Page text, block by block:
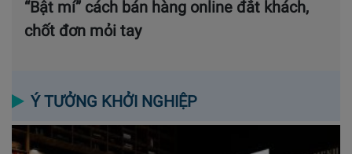
“Bật mí” cách bán hàng online đắt khách,
chốt đơn mỏi tay
Ý TƯỞNG KHỞI NGHIỆP